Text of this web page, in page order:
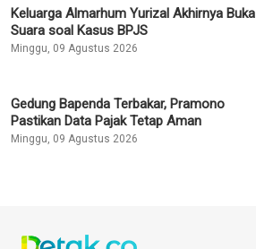
Keluarga Almarhum Yurizal Akhirnya Buka
Suara soal Kasus BPJS
Minggu, 09 Agustus 2026
Gedung Bapenda Terbakar, Pramono
Pastikan Data Pajak Tetap Aman
Minggu, 09 Agustus 2026